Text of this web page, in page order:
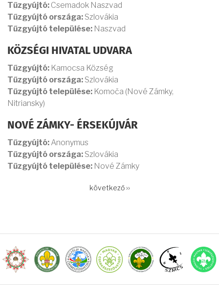
Tűzgyújtó: Csemadok Naszvad
Tűzgyújtó országa: Szlovákia
Tűzgyújtó települése: Naszvad
KÖZSÉGI HIVATAL UDVARA
Tűzgyújtó: Kamocsa Község
Tűzgyújtó országa: Szlovákia
Tűzgyújtó települése: Komoča (Nové Zámky,
Nitriansky)
NOVÉ ZÁMKY- ÉRSEKÚJVÁR
Tűzgyújtó: Anonymus
Tűzgyújtó országa: Szlovákia
Tűzgyújtó települése: Nové Zámky
Következő
következő ››